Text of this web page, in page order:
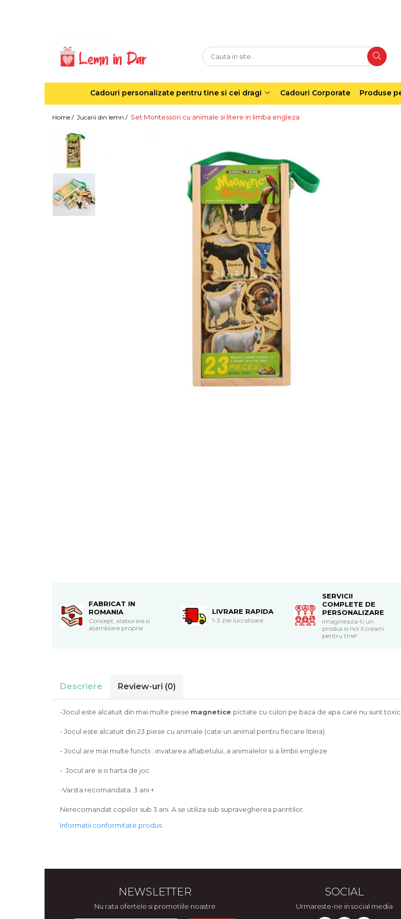
Agende din lemn
Decoratiuni cu lumina
Decoratiuni pentru cei dragi
Decoratiuni cu peisaje de iarna
Sosete de Craciun
Magneti de Craciun
Jucarii din lemn
Cadouri pentru iubita
Cadouri pentru mama
Cadouri personalizate pentru nasi
Cadouri personalizate pentru tine si cei dragi Cadouri Corporate Produse
Home / Jucarii din lemn / Set Montessori cu animale si litere in limba engleza
FABRICAT IN
ROMANIA
Concept, elaborare si
asamblare proprie
LIVRARE RAPIDA
1-3 zile lucratoare
SERVICII
COMPLETE DE
PERSONALIZARE
Imagineaza-ti un
produs si noi il cream
pentru tine!
Descriere Review-uri (0)
-Jocul este alcatuit din mai multe piese magnetice pictate cu culori pe baza de apa care nu sunt
- Jocul este alcatuit din 23 piese cu animale (cate un animal pentru fiecare litera)
- Jocul are mai multe functii : invatarea aflabetului, a animalelor si a limbii engleze
- Jocul are si o harta de joc
-Varsta recomandata: 3 ani +
Nerecomandat copiilor sub 3 ani. A se utiliza sub supravegherea parintilor.
Informatii conformitate produs
NEWSLETTER
Nu rata ofertele si promotiile noastre
SOCIAL
Urmareste-ne in social media